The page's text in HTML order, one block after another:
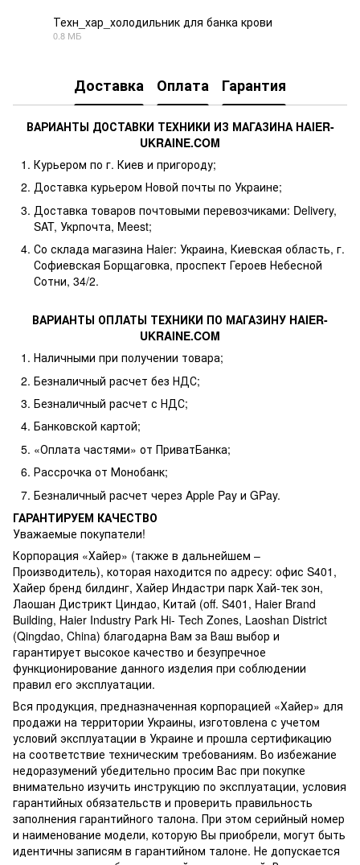
Техн_хар_холодильник для банка крови
0.8 МБ
Доставка Оплата Гарантия
ВАРИАНТЫ ДОСТАВКИ ТЕХНИКИ ИЗ МАГАЗИНА HAIER-
UKRAINE.COM
Курьером по г. Киев и пригороду;
Доставка курьером Новой почты по Украине;
Доставка товаров почтовыми перевозчиками: Delivery,
SAT, Укрпочта, Meest;
Со склада магазина Haier: Украина, Киевская область, г.
Софиевская Борщаговка, проспект Героев Небесной
Сотни, 34/2.
ВАРИАНТЫ ОПЛАТЫ ТЕХНИКИ ПО МАГАЗИНУ HAIER-
UKRAINE.COM
Наличными при получении товара;
Безналичный расчет без НДС;
Безналичный расчет с НДС;
Банковской картой;
«Оплата частями» от ПриватБанка;
Рассрочка от Монобанк;
Безналичный расчет через Apple Pay и GPay.
ГАРАНТИРУЕМ КАЧЕСТВО
Уважаемые покупатели!
Корпорация «Хайер» (также в дальнейшем –
Производитель), которая находится по адресу: офис S401,
Хайер бренд билдинг, Хайер Индастри парк Хай-тек зон,
Лаошан Дистрикт Циндао, Китай (off. S401, Haier Brand
Building, Haier Industry Park Hi- Tech Zones, Laoshan District
(Qingdao, China) благодарна Вам за Ваш выбор и
гарантирует высокое качество и безупречное
функционирование данного изделия при соблюдении
правил его эксплуатации.
Вся продукция, предназначенная корпорацией «Хайер» для
продажи на территории Украины, изготовлена ​​с учетом
условий эксплуатации в Украине и прошла сертификацию
на соответствие техническим требованиям. Во избежание
недоразумений убедительно просим Вас при покупке
внимательно изучить инструкцию по эксплуатации, условия
гарантийных обязательств и проверить правильность
заполнения гарантийного талона. При этом серийный номер
и наименование модели, которую Вы приобрели, могут быть
идентичны записям в гарантийном талоне. Не допускается